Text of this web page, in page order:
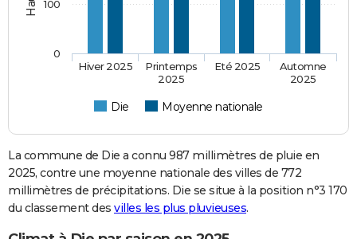
Die Moyenne nationale
Hiver 2025
Printemps
2025
Eté 2025
Automne
2025
0
100
La commune de Die a connu 987 millimètres de pluie en
2025, contre une moyenne nationale des villes de 772
millimètres de précipitations. Die se situe à la position n°3 170
du classement des villes les plus pluvieuses.